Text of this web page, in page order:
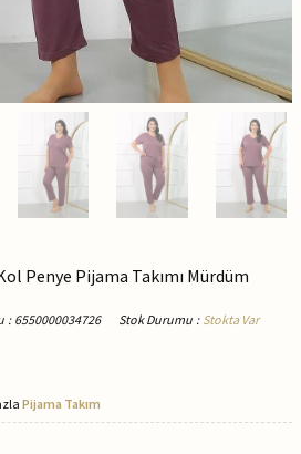
Penye Pijama Takımı Mürdüm
: 6550000034726 Stok Durumu : Stokta Var
Pijama Takım